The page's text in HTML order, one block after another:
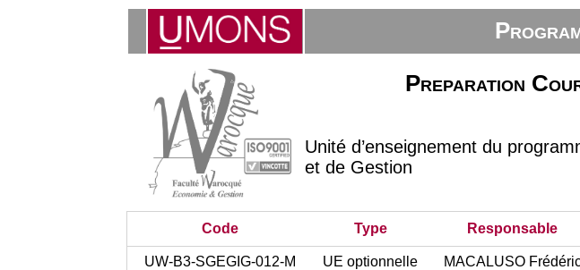
Preparation
Unité d’enseignement du
et de Gestion
Code Type Responsable
UW-B3-SGEGIG-012-M UE optionnelle MACALUSO